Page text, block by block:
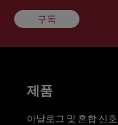
구독
제품
아날로그 및 혼합 신호